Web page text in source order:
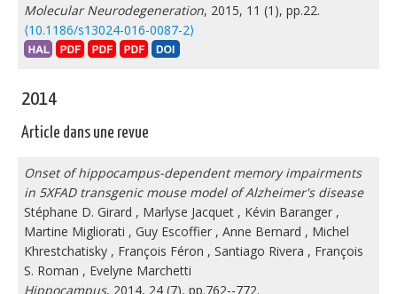
Molecular Neurodegeneration, 2015, 11 (1), pp.22.
⟨10.1186/s13024-016-0087-2⟩
2014
Article dans une revue
Onset of hippocampus-dependent memory impairments
in 5XFAD transgenic mouse model of Alzheimer's disease
Stéphane D. Girard , Marlyse Jacquet , Kévin Baranger ,
Martine Migliorati , Guy Escoffier , Anne Bernard , Michel
Khrestchatisky , François Féron , Santiago Rivera , François
S. Roman , Evelyne Marchetti
Hippocampus, 2014, 24 (7), pp.762--772.